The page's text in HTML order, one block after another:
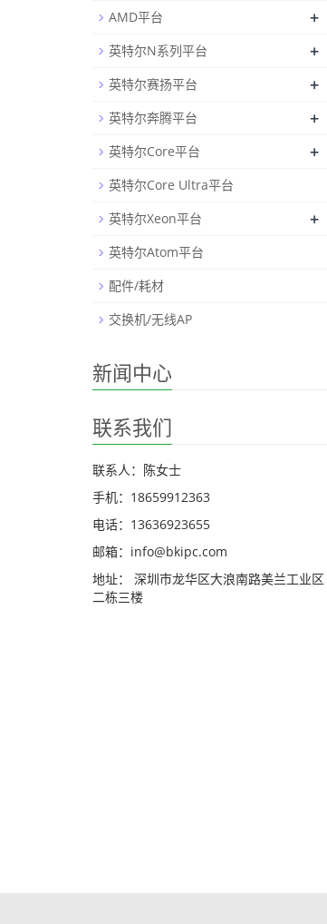
AMD平台
+
英特尔N系列平台 +
英特尔赛扬平台 +
英特尔奔腾平台 +
英特尔Core平台 +
英特尔Core Ultra平台
英特尔Xeon平台
+
英特尔Atom平台
配件/耗材
交换机/无线AP
新闻中心
联系我们
联系人：陈女士
手机：18659912363
电话：13636923655
邮箱：info@bkipc.com
地址： 深圳市龙华区大浪南路美兰工业区
二栋三楼